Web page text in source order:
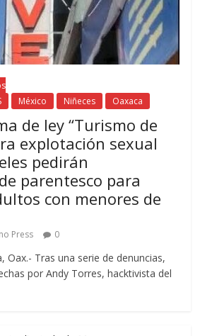
México Niñeces Oaxaca
de ley “Turismo de
explotación sexual
pedirán
parentesco para
con menores de
Press 0
Oax.- Tras una serie de denuncias,
por Andy Torres, hacktivista del